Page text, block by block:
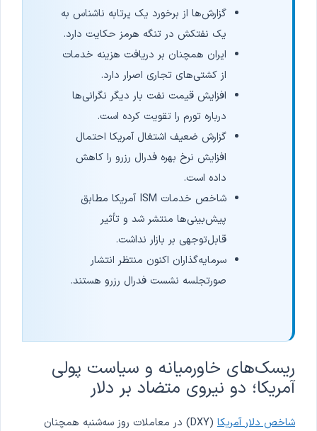
گزارش‌ها از برخورد یک پرتابه ناشناس به
یک نفتکش در تنگه هرمز حکایت دارد.
ایران همچنان بر دریافت هزینه خدمات
از کشتی‌های تجاری اصرار دارد.
افزایش قیمت نفت بار دیگر نگرانی‌ها
درباره تورم را تقویت کرده است.
گزارش ضعیف اشتغال آمریکا احتمال
افزایش نرخ بهره فدرال رزرو را کاهش
داده است.
شاخص خدمات ISM آمریکا مطابق
پیش‌بینی‌ها منتشر شد و تأثیر
قابل‌توجهی بر بازار نداشت.
سرمایه‌گذاران اکنون منتظر انتشار
صورتجلسه نشست فدرال رزرو هستند.
ریسک‌های خاورمیانه و سیاست پولی
آمریکا؛ دو نیروی متضاد بر دلار
شاخص دلار آمریکا
(DXY) در معاملات روز سه‌شنبه همچنان